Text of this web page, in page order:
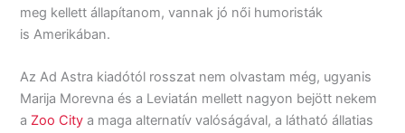
meg kellett állapítanom, vannak jó női humoristák
is Amerikában.
Az Ad Astra kiadótól rosszat nem olvastam még, ugyanis
Marija Morevna és a Leviatán mellett nagyon bejött nekem
a Zoo City a maga alternatív valóságával, a látható állatias